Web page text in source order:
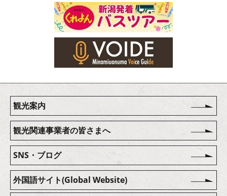
観光案内
観光関連事業者の皆さまへ
SNS・ブログ
外国語サイト(Global Website)